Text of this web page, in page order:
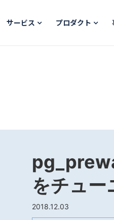
サービス プロダクト
をチュー
2018.12.03